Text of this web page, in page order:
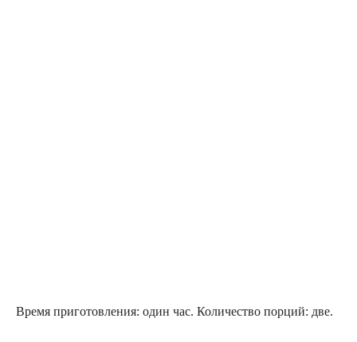
Время приготовления: один час. Количество порций: две.